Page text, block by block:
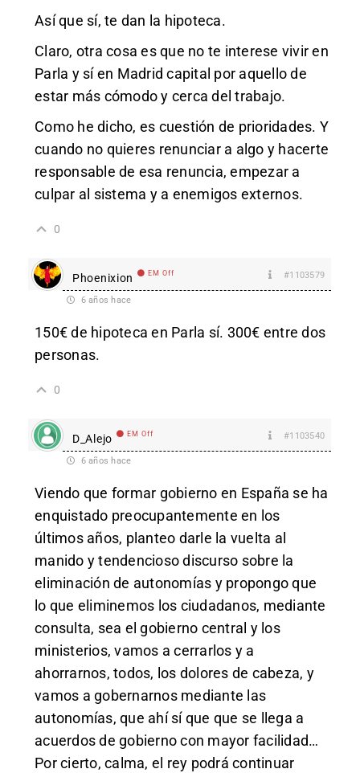
Así que sí, te dan la hipoteca.
Claro, otra cosa es que no te interese vivir en
Parla y sí en Madrid capital por aquello de
estar más cómodo y cerca del trabajo.
Como he dicho, es cuestión de prioridades. Y
cuando no quieres renunciar a algo y hacerte
responsable de esa renuncia, empezar a
culpar al sistema y a enemigos externos.
0
Phoenixion EM Off #1103579
6 años hace
150€ de hipoteca en Parla sí. 300€ entre dos
personas.
0
D_Alejo EM Off #1103540
6 años hace
Viendo que formar gobierno en España se ha
enquistado preocupantemente en los
últimos años, planteo darle la vuelta al
manido y tendencioso discurso sobre la
eliminación de autonomías y propongo que
lo que eliminemos los ciudadanos, mediante
consulta, sea el gobierno central y los
ministerios, vamos a cerrarlos y a
ahorrarnos, todos, los dolores de cabeza, y
vamos a gobernarnos mediante las
autonomías, que ahí sí que que se llega a
acuerdos de gobierno con mayor facilidad…
Por cierto, calma, el rey podrá continuar